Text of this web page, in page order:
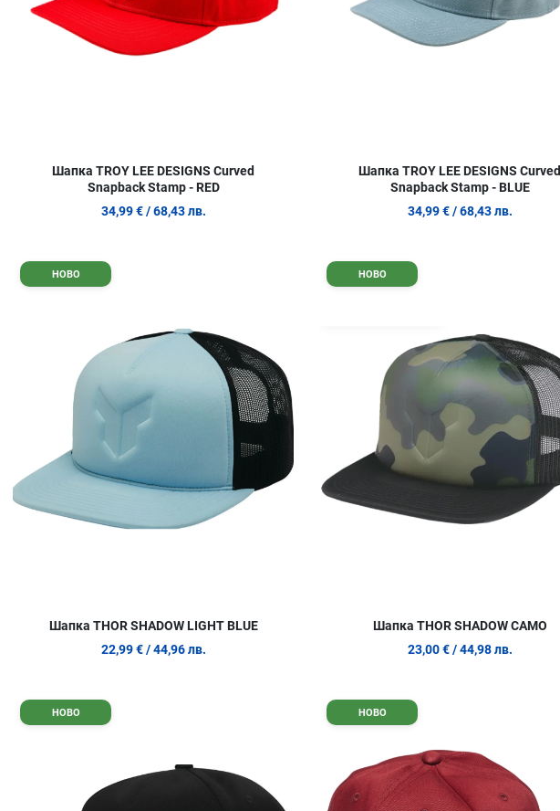
Шапка TROY LEE DESIGNS Curved
Snapback Stamp - RED
34,99 € / 68,43 лв.
Шапка TROY LEE DESIGNS Curved
Snapback Stamp - BLUE
34,99 € / 68,43 лв.
НОВО Добави в любими
Шапка THOR SHADOW LIGHT BLUE
22,99 € / 44,96 лв.
НОВО
Шапка THOR SHADOW CAMO
23,00 € / 44,98 лв.
НОВО Добави в любими
Quick View
НОВО